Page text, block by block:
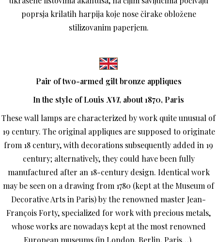
poprsja krilatih harpija koje nose čirake obložene
stilizovanim paperjem.
Pair of two-armed gilt bronze appliques
In the style of Louis XVI, about 1870, Paris
These wall lamps are characterized by work quite unusual of
19 century. The original appliques are supposed to originate
from 18 century, with decorations subsequently added in 19
century; alternatively, they could have been fully
manufactured after an 18-century design. Identical work
may be seen on a drawing from 1780 (kept at the Museum of
Decorative Arts in Paris) by the renowned master Jean-
François Forty, specialized for work with precious metals,
whose works are nowadays kept at the most renowned
European museums (in London, Berlin, Paris…).